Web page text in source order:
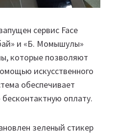
сервис Face
и «Б. Момышулы»
которые позволяют
искусственного
обеспечивает
оплату.
зеленый стикер